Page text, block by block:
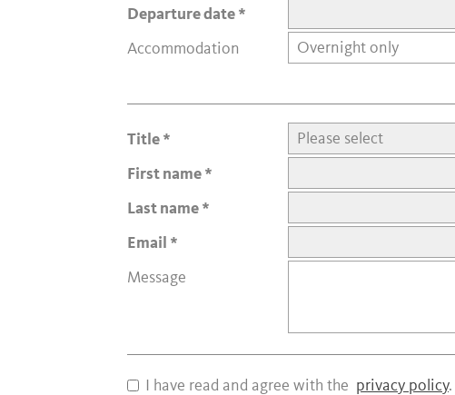
Departure date
Accommodation
Title
First name
Last name
Email
Message
I have read and agree with the privacy policy.